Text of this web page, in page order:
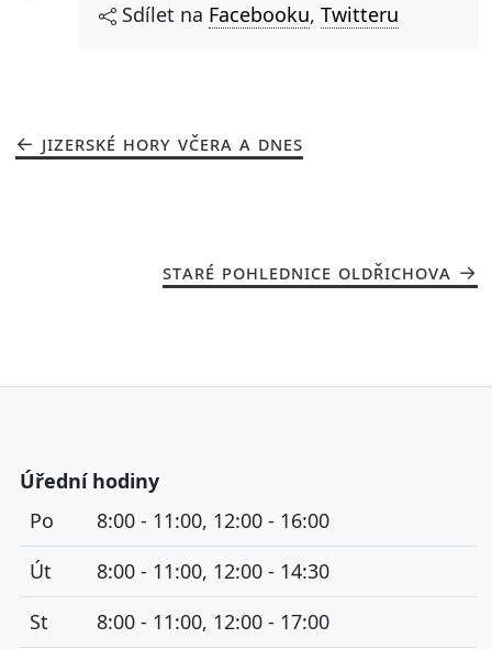
Sdílet na Facebooku, Twitteru
JIZERSKÉ HORY VČERA A DNES
STARÉ POHLEDNICE OLDŘICHOVA
Úřední hodiny
Po
8:00 - 11:00, 12:00 - 16:00
Út
8:00 - 11:00, 12:00 - 14:30
St
8:00 - 11:00, 12:00 - 17:00